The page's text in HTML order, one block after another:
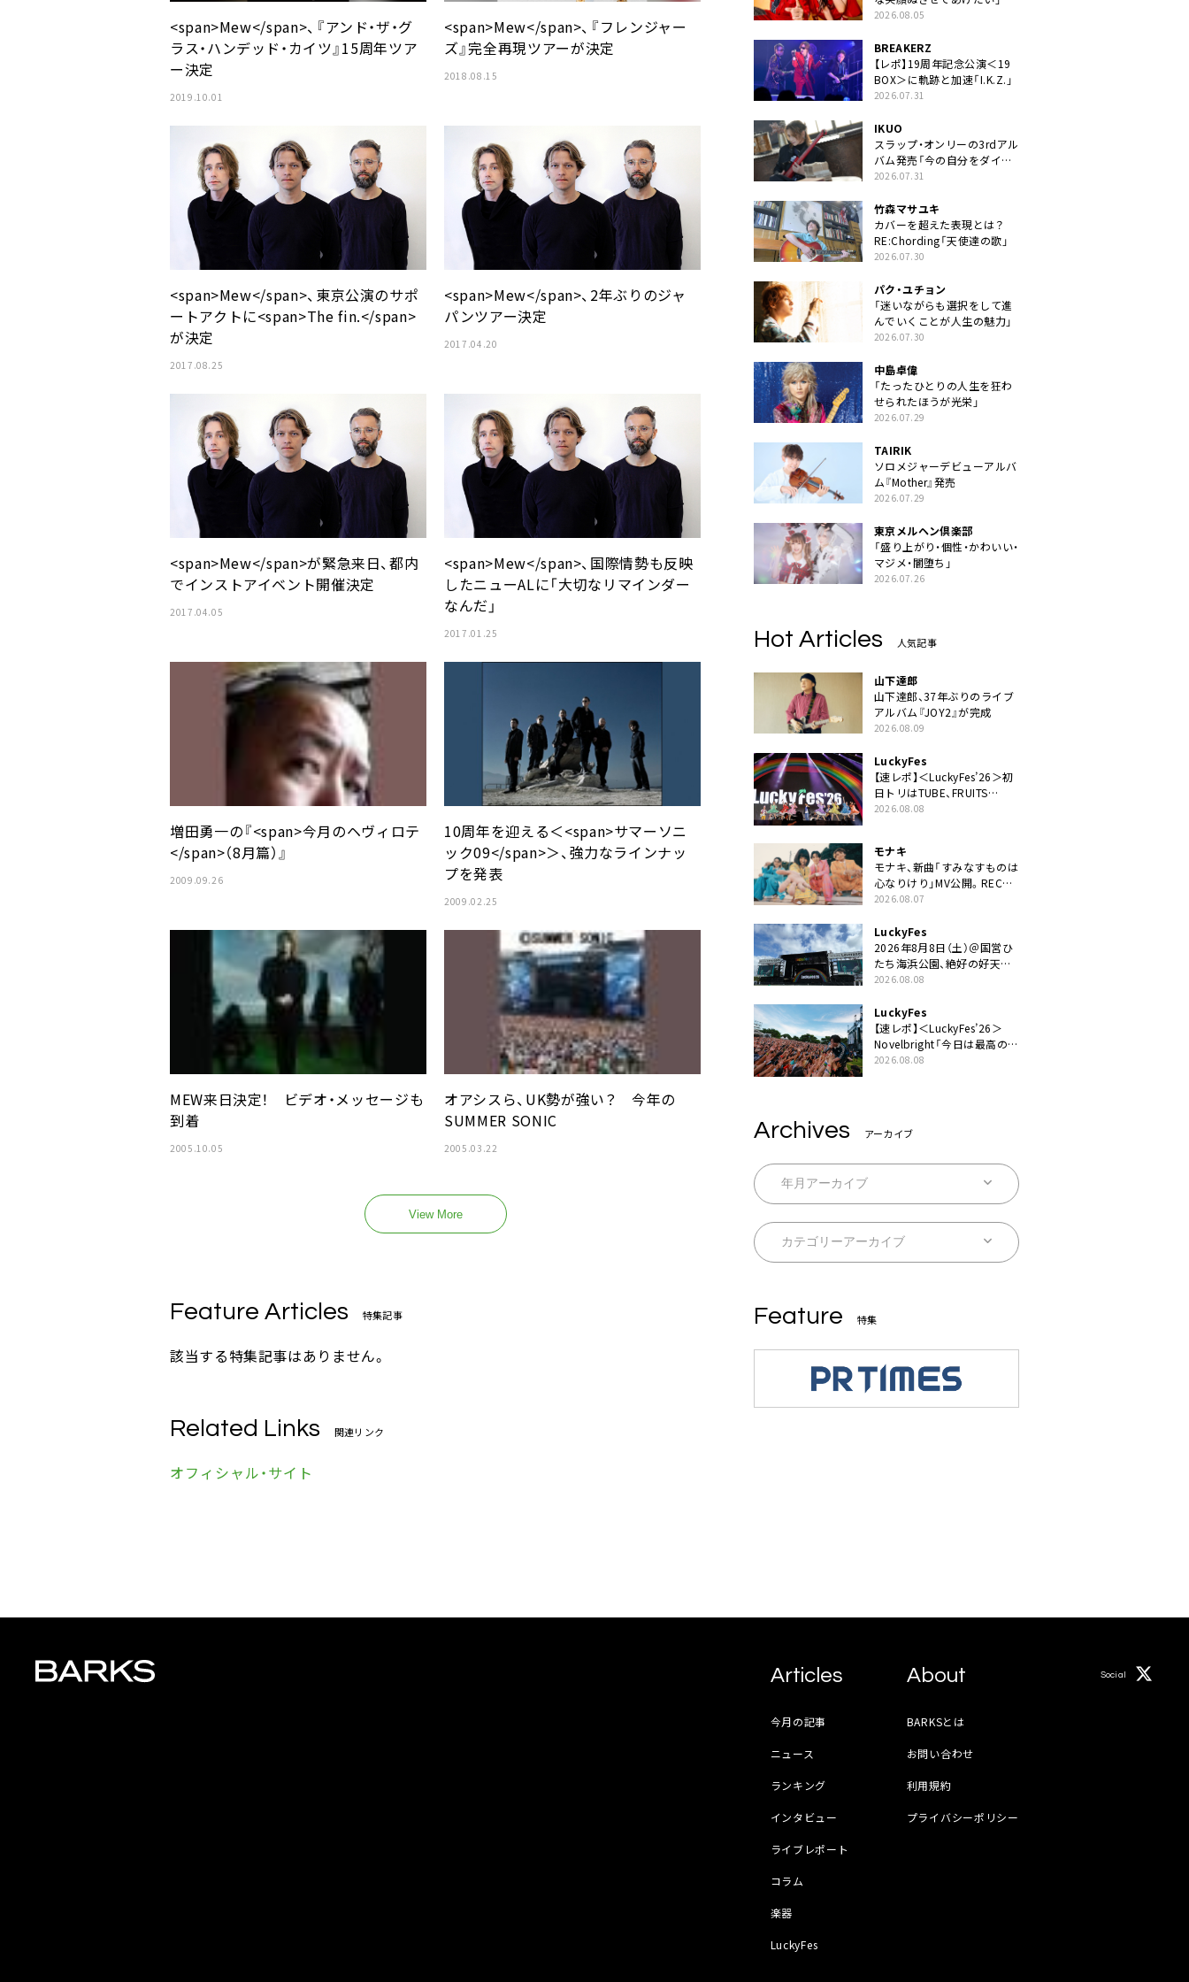
<span>Mew</span>、『アンド・ザ・グ
ラス・ハンデッド・カイツ』15周年ツア
ー決定
2019.10.01
<span>Mew</span>、『フレンジャー
ズ』完全再現ツアーが決定
2018.08.15
<span>Mew</span>、東京公演のサポ
ートアクトに<span>The fin.</span>
が決定
2017.08.25
<span>Mew</span>、2年ぶりのジャ
パンツアー決定
2017.04.20
<span>Mew</span>が緊急来日、都内
でインストアイベント開催決定
2017.04.05
<span>Mew</span>、国際情勢も反映
したニューALに「大切なリマインダー
なんだ」
2017.01.25
増田勇一の『<span>今月のヘヴィロテ
</span>（8月篇）』
2009.09.26
10周年を迎える＜<span>サマーソニ
ック09</span>＞、強力なラインナッ
プを発表
2009.02.25
MEW来日決定！ ビデオ・メッセージも
到着
2005.10.05
オアシスら、UK勢が強い？ 今年の
SUMMER SONIC
2005.03.22
View More
Feature Articles 特集記事
該当する特集記事はありません。
Related Links 関連リンク
オフィシャル・サイト
2026.08.05
BREAKERZ
【レポ】19周年記念公演＜19
BOX＞に軌跡と加速「I.K.Z.」
2026.07.31
IKUO
スラップ・オンリーの3rdアル
バム発売「今の自分をダイレ
クトに」
2026.07.31
竹森マサユキ
カバーを超えた表現とは？
RE:Chording「天使達の歌」
2026.07.30
パク・ユチョン
「迷いながらも選択をして進
んでいくことが人生の魅力」
2026.07.30
中島卓偉
「たったひとりの人生を狂わ
せられたほうが光栄」
2026.07.29
TAIRIK
ソロメジャーデビューアルバ
ム『Mother』発売
2026.07.29
東京メルヘン倶楽部
「盛り上がり・個性・かわいい・
マジメ・闇堕ち」
2026.07.26
Hot Articles 人気記事
山下達郎
山下達郎、37年ぶりのライブ
アルバム『JOY2』が完成
2026.08.09
LuckyFes
【速レポ】＜LuckyFes’26＞初
日トリはTUBE、FRUITS
ZIPPERや綾小路翔、鬼龍院翔
うだい」
2026.08.08
モナキ
モナキ、新曲「すみなすものは
心なりけり」MV公開。RECの
ギターにEvery Little Thing・
2026.08.07
LuckyFes
2026年8月8日（土）＠国営ひ
たち海浜公園、絶好の好天の
中＜LuckyFes’26＞開幕
2026.08.08
LuckyFes
【速レポ】＜LuckyFes’26＞
Novelbright「今日は最高のフ
ェス日和。最高の休日を、最
2026.08.08
Archives アーカイブ
Feature 特集
Articles
今月の記事
ニュース
ランキング
インタビュー
ライブレポート
コラム
楽器
LuckyFes
About
BARKSとは
お問い合わせ
利用規約
プライバシーポリシー
Social